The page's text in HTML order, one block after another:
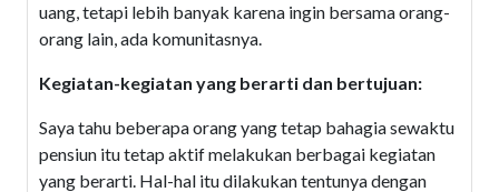
uang, tetapi lebih banyak karena ingin bersama orang-
orang lain, ada komunitasnya.
Kegiatan-kegiatan yang berarti dan bertujuan:
Saya tahu beberapa orang yang tetap bahagia sewaktu
pensiun itu tetap aktif melakukan berbagai kegiatan
yang berarti. Hal-hal itu dilakukan tentunya dengan